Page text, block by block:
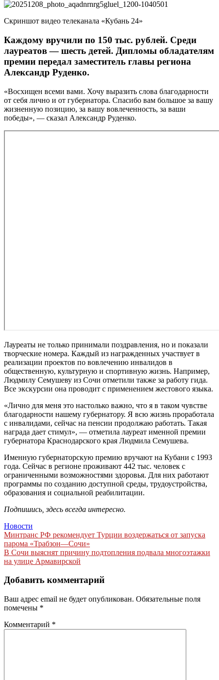
Скриншот видео телеканала «Кубань 24»
Каждому вручили по 150 тыс. рублей. Среди
лауреатов — шесть детей. Дипломы обладателям
премии передал заместитель главы региона
Александр Руденко.
«Восхищен всеми вами. Хочу выразить слова благодарности
от себя лично и от губернатора. Спасибо вам большое за вашу
жизненную позицию, за вашу вовлеченность, за ваши
победы», — сказал Александр Руденко.
Лауреаты не только принимали поздравления, но и показали
творческие номера. Каждый из награжденных участвует в
реализации проектов по вовлечению инвалидов в
общественную, культурную и спортивную жизнь. Например,
Людмилу Семушеву из Сочи отметили также за работу гида.
Все экскурсии она проводит с применением жестового языка.
«Лично для меня это настолько важно, что я в таком чувстве
благодарности нашему губернатору. Я всю жизнь проработала
с инвалидами, сейчас на пенсии продолжаю работать. Такая
награда дает стимул», — отметила лауреат именной премии
губернатора Краснодарского края Людмила Семушева.
Именную губернаторскую премию вручают на Кубани с 1993
года. Сейчас в регионе проживают 442 тыс. человек с
ограниченными возможностями здоровья. Для них работают
программы по созданию доступной среды, трудоустройства,
образования и социальной реабилитации.
Подпишись, здесь всегда интересно.
Новости
Навигация
по
записям
Минтранс РФ рекомендует Турции воздержаться от запуска
парома «Трабзон—Сочи»
В Сочи выяснят причину подтопления подвала многоэтажки
на улице Армавирской
Добавить комментарий
Ваш адрес email не будет опубликован. Обязательные поля
помечены *
Комментарий *